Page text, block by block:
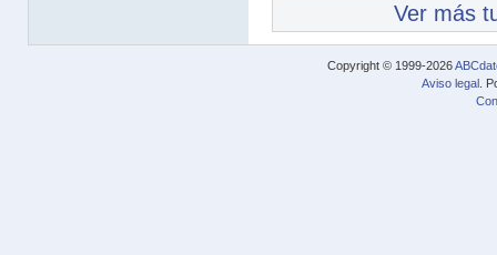
Ver más
Copyright © 1999-2026
Aviso legal .